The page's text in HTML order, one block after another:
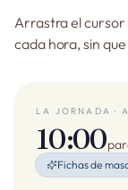
Arrastra el cursor
cada hora, sin
LA JORNADA ·
10:00
Fichas de